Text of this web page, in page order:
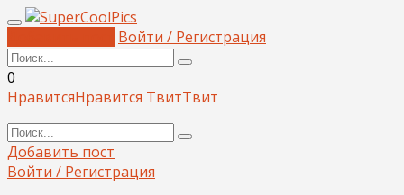
Войти / Регистрация
0
НравитсяНравится ТвитТвит
Добавить пост
Войти / Регистрация